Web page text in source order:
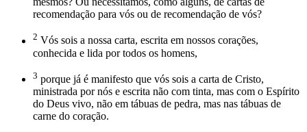
recomendação para vós ou de recomendação de vós?
2 Vós sois a nossa carta, escrita em nossos corações,
conhecida e lida por todos os homens,
3 porque já é manifesto que vós sois a carta de Cristo,
ministrada por nós e escrita não com tinta, mas com o Espírito
do Deus vivo, não em tábuas de pedra, mas nas tábuas de
carne do coração.